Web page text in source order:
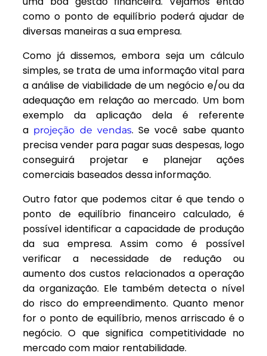
como o ponto de equilíbrio poderá ajudar de
diversas maneiras a sua empresa.
Como já dissemos, embora seja um cálculo
simples, se trata de uma informação vital para
a análise de viabilidade de um negócio e/ou da
adequação em relação ao mercado. Um bom
exemplo da aplicação dela é referente
a projeção de vendas. Se você sabe quanto
precisa vender para pagar suas despesas, logo
conseguirá projetar e planejar ações
comerciais baseados dessa informação.
Outro fator que podemos citar é que tendo o
ponto de equilíbrio financeiro calculado, é
possível identificar a capacidade de produção
da sua empresa. Assim como é possível
verificar a necessidade de redução ou
aumento dos custos relacionados a operação
da organização. Ele também detecta o nível
do risco do empreendimento. Quanto menor
for o ponto de equilíbrio, menos arriscado é o
negócio. O que significa competitividade no
mercado com maior rentabilidade.